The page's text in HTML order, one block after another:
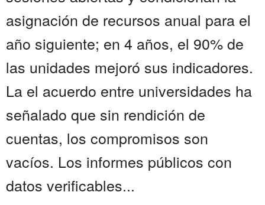
asignación de recursos anual para el
año siguiente; en 4 años, el 90% de
las unidades mejoró sus indicadores.
La el acuerdo entre universidades ha
señalado que sin rendición de
cuentas, los compromisos son
vacíos. Los informes públicos con
datos verificables...